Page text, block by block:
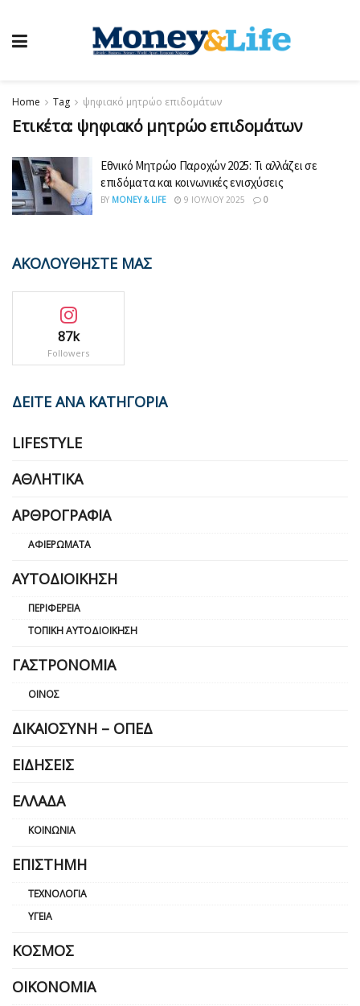
Home Tag ψηφιακό μητρώο επιδομάτων
Ετικέτα: ψηφιακό μητρώο επιδομάτων
Εθνικό Μητρώο Παροχών 2025: Τι αλλάζει σε
επιδόματα και κοινωνικές ενισχύσεις
BY MONEY & LIFE 9 ΙΟΥΛΊΟΥ 2025 0
ΑΚΟΛΟΥΘΗΣΤΕ ΜΑΣ
87k
Followers
ΔΕΙΤΕ ΑΝΑ ΚΑΤΗΓΟΡΙΑ
LIFESTYLE
ΑΘΛΗΤΙΚΆ
ΑΡΘΡΟΓΡΑΦΊΑ
ΑΦΙΕΡΏΜΑΤΑ
ΑΥΤΟΔΙΟΊΚΗΣΗ
ΠΕΡΙΦΈΡΕΙΑ
ΤΟΠΙΚΉ ΑΥΤΟΔΙΟΊΚΗΣΗ
ΓΑΣΤΡΟΝΟΜΊΑ
ΟΊΝΟΣ
ΔΙΚΑΙΟΣΎΝΗ – ΟΠΕΔ
ΕΙΔΉΣΕΙΣ
ΕΛΛΆΔΑ
ΚΟΙΝΩΝΊΑ
ΕΠΙΣΤΉΜΗ
ΤΕΧΝΟΛΟΓΊΑ
ΥΓΕΊΑ
ΚΌΣΜΟΣ
ΟΙΚΟΝΟΜΊΑ